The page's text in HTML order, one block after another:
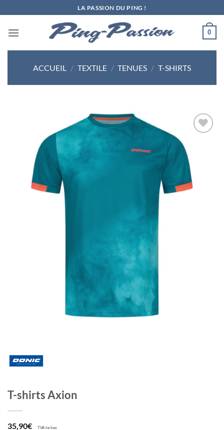
au
contenu
LA PASSION DU PING !
0
ACCUEIL / TEXTILE / TENUES / T-SHIRTS
souhaits
T-shirts Axion
35,90€ TVA incluse